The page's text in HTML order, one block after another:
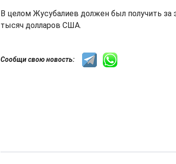
В целом Жусубалиев должен был получить за
тысяч долларов США.
Сообщи свою новость: